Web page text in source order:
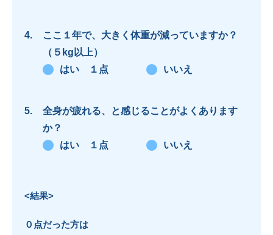
ここ１年で、大きく体重が減っていますか？
（５kg以上）
はい １点
いいえ
全身が疲れる、と感じることがよくあります
か？
はい １点
いいえ
<結果>
０点だった方は